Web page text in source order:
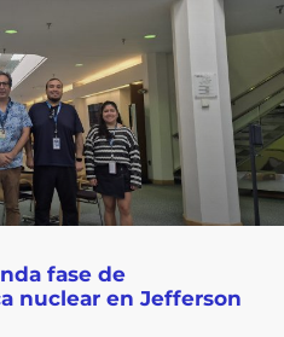
fase de
nuclear en Jefferson